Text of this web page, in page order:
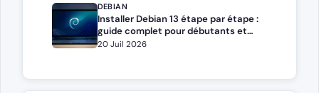
DEBIAN
Installer Debian 13 étape par étape :
guide complet pour débutants et
administrateurs
20 Juil 2026